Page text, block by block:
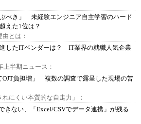
べき」 未経験エンジニア自主学習のハード
えた1位は？
とは：
したITベンダーは？ IT業界の就職人気企業
上半期ニュース：
OJT負担増」 複数の調査で露呈した現場の苦
にくい本質的な自走力」：
きない、「Excel/CSVでデータ連携」が残る